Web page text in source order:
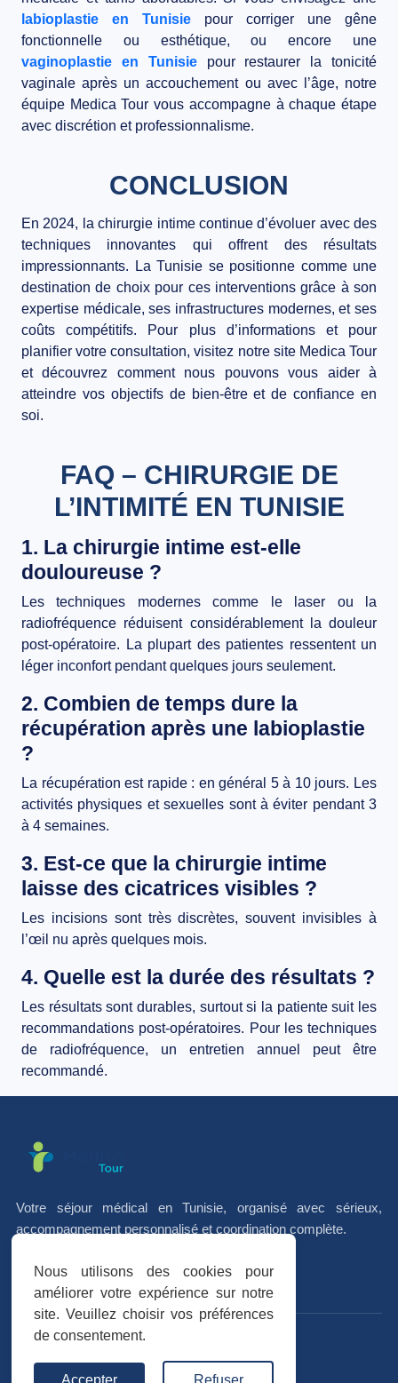
labioplastie en Tunisie pour corriger une gêne
fonctionnelle ou esthétique, ou encore une
vaginoplastie en Tunisiepour restaurer la tonicité
vaginale après un accouchement ou avec l’âge, notre
équipe Medica Tour vous accompagne à chaque étape
avec discrétion et professionnalisme.
CONCLUSION
En 2024, la chirurgie intime continue d’évoluer avec des
techniques innovantes qui offrent des résultats
impressionnants. La Tunisie se positionne comme une
destination de choix pour ces interventions grâce à son
expertise médicale, ses infrastructures modernes, et ses
coûts compétitifs. Pour plus d’informations et pour
planifier votre consultation, visitez notre site Medica Tour
et découvrez comment nous pouvons vous aider à
atteindre vos objectifs de bien-être et de confiance en
soi.
FAQ – CHIRURGIE DE
L’INTIMITÉ EN TUNISIE
1. La chirurgie intime est-elle
douloureuse ?
Les techniques modernes comme le laser ou la
radiofréquence réduisent considérablement la douleur
post-opératoire. La plupart des patientes ressentent un
léger inconfort pendant quelques jours seulement.
2. Combien de temps dure la
récupération après une labioplastie
?
La récupération est rapide : en général 5 à 10 jours. Les
activités physiques et sexuelles sont à éviter pendant 3
à 4 semaines.
3. Est-ce que la chirurgie intime
laisse des cicatrices visibles ?
Les incisions sont très discrètes, souvent invisibles à
l’œil nu après quelques mois.
4. Quelle est la durée des résultats ?
Les résultats sont durables, surtout si la patiente suit les
recommandations post-opératoires. Pour les techniques
de radiofréquence, un entretien annuel peut être
recommandé.
Votre séjour médical en Tunisie, organisé avec sérieux,
accompagnement personnalisé et coordination complète.
f in
Avis vérifiés
Trustpilot★★★★★
Nous utilisons des cookies pour
améliorer votre expérience sur notre
site. Veuillez choisir vos préférences
de consentement.
Accepter Refuser